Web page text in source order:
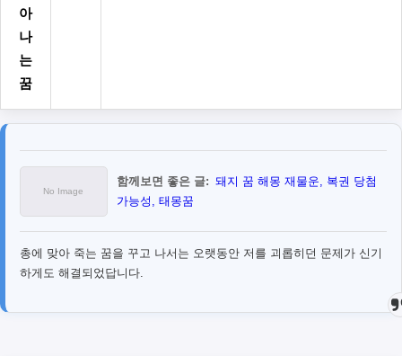
아
나
는
꿈
함께보면 좋은 글: 돼지 꿈 해몽 재물운, 복권 당첨
가능성, 태몽꿈
총에 맞아 죽는 꿈을 꾸고 나서는 오랫동안 저를 괴롭히던 문제가 신기
하게도 해결되었답니다.